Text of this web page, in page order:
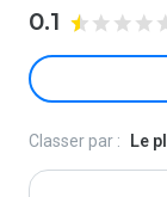
0.1
Classer par : Le